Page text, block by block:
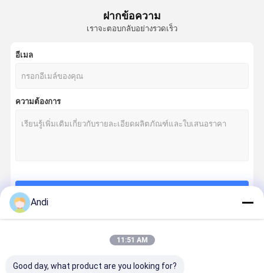
ฝากข้อความ
เราจะตอบกลับอย่างรวดเร็ว
อีเมล
ความต้องการ
Andi
11:51 AM
Good day, what product are you looking for?